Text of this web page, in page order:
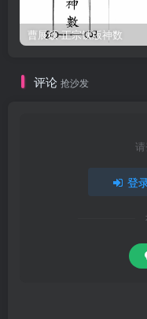
曹展硕-正宗铁版神数
评论 抢沙发
登